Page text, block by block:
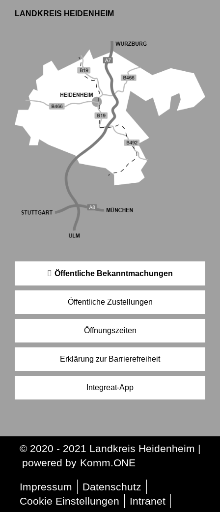
LANDKREIS HEIDENHEIM
Öffentliche Bekanntmachungen
Öffentliche Zustellungen
Öffnungszeiten
Erklärung zur Barrierefreiheit
Integreat-App
© 2020 - 2021 Landkreis Heidenheim |
powered by Komm.ONE
Impressum
Datenschutz
Cookie Einstellungen
Intranet